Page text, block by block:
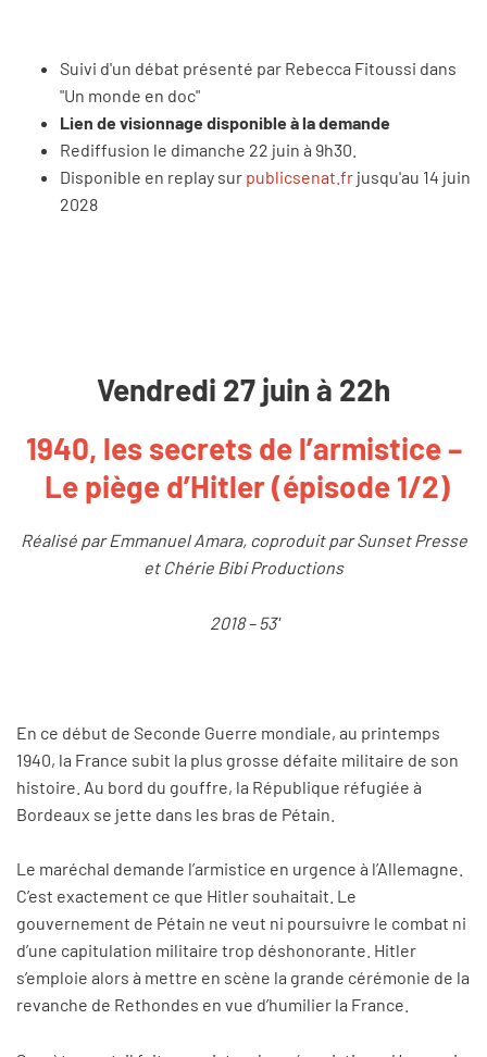
Suivi d'un débat présenté par Rebecca Fitoussi dans
"Un monde en doc"
Lien de visionnage disponible à la demande
Rediffusion le dimanche 22 juin à 9h30.
Disponible en replay sur publicsenat.fr jusqu'au 14 juin
2028
Vendredi 27 juin à 22h
1940, les secrets de l’armistice –
Le piège d’Hitler (épisode 1/2)
Réalisé par Emmanuel Amara, coproduit par Sunset Presse
et Chérie Bibi Productions
2018 – 53'
En ce début de Seconde Guerre mondiale, au printemps
1940, la France subit la plus grosse défaite militaire de son
histoire. Au bord du gouffre, la République réfugiée à
Bordeaux se jette dans les bras de Pétain.
Le maréchal demande l’armistice en urgence à l’Allemagne.
C’est exactement ce que Hitler souhaitait. Le
gouvernement de Pétain ne veut ni poursuivre le combat ni
d’une capitulation militaire trop déshonorante. Hitler
s’emploie alors à mettre en scène la grande cérémonie de la
revanche de Rethondes en vue d’humilier la France.